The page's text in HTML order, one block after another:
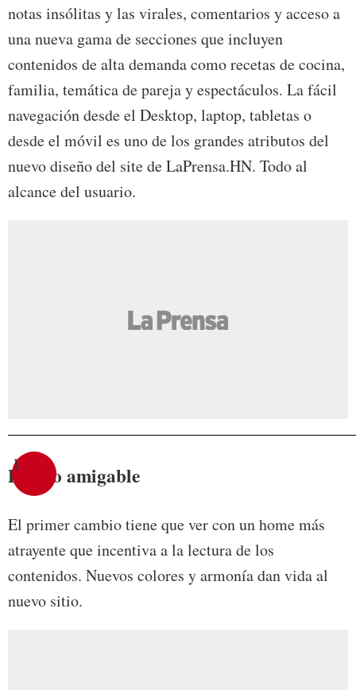
notas insólitas y las virales, comentarios y acceso a
una nueva gama de secciones que incluyen
contenidos de alta demanda como recetas de cocina,
familia, temática de pareja y espectáculos. La fácil
navegación desde el Desktop, laptop, tabletas o
desde el móvil es uno de los grandes atributos del
nuevo diseño del site de LaPrensa.HN. Todo al
alcance del usuario.
1
Diseño amigable
El primer cambio tiene que ver con un home más
atrayente que incentiva a la lectura de los
contenidos. Nuevos colores y armonía dan vida al
nuevo sitio.